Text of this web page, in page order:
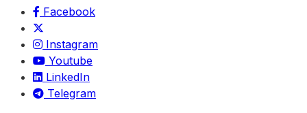
Facebook
Instagram
Youtube
LinkedIn
Telegram